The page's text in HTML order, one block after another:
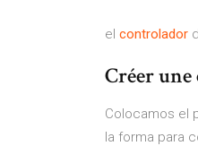
el controlador
Créer une
Colocamos el
la forma para